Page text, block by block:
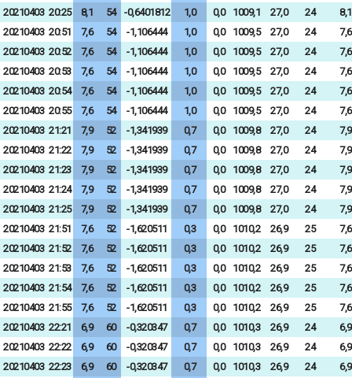
20210403 20:25 8,1 54 -0,6401812 1,0 0,0 1009,1 27,0 24
8,1
20210403 20:51 7,6 54 -1,106444 1,0 0,0 1009,5 27,0 24
7,6
20210403 20:52 7,6 54 -1,106444 1,0 0,0 1009,5 27,0 24
7,6
20210403 20:53 7,6 54 -1,106444 1,0 0,0 1009,5 27,0 24
7,6
20210403 20:54 7,6 54 -1,106444 1,0 0,0 1009,5 27,0 24
7,6
20210403 20:55 7,6 54 -1,106444 1,0 0,0 1009,5 27,0 24
7,6
20210403 21:21 7,9 52 -1,341939 0,7 0,0 1009,8 27,0 24
7,9
20210403 21:22 7,9 52 -1,341939 0,7 0,0 1009,8 27,0 24
7,9
20210403 21:23 7,9 52 -1,341939 0,7 0,0 1009,8 27,0 24
7,9
20210403 21:24 7,9 52 -1,341939 0,7 0,0 1009,8 27,0 24
7,9
20210403 21:25 7,9 52 -1,341939 0,7 0,0 1009,8 27,0 24
7,9
20210403 21:51 7,6 52 -1,620511 0,3 0,0 1010,2 26,9 25
7,6
20210403 21:52 7,6 52 -1,620511 0,3 0,0 1010,2 26,9 25
7,6
20210403 21:53 7,6 52 -1,620511 0,3 0,0 1010,2 26,9 25
7,6
20210403 21:54 7,6 52 -1,620511 0,3 0,0 1010,2 26,9 25
7,6
20210403 21:55 7,6 52 -1,620511 0,3 0,0 1010,2 26,9 25
7,6
20210403 22:21 6,9 60 -0,320347 0,7 0,0 1010,3 26,9 24
6,9
20210403 22:22 6,9 60 -0,320347 0,7 0,0 1010,3 26,9 24
6,9
20210403 22:23 6,9 60 -0,320347 0,7 0,0 1010,3 26,9 24
6,9